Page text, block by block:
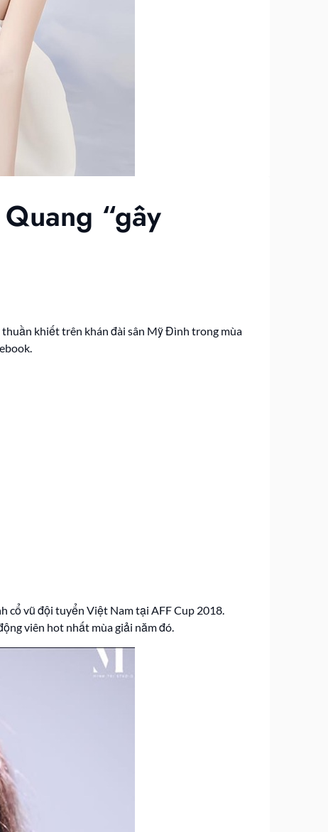
“gây
thuần khiết trên khán đài sân Mỹ Đình trong mùa
cổ vũ đội tuyển Việt Nam tại AFF Cup 2018.
viên hot nhất mùa giải năm đó.